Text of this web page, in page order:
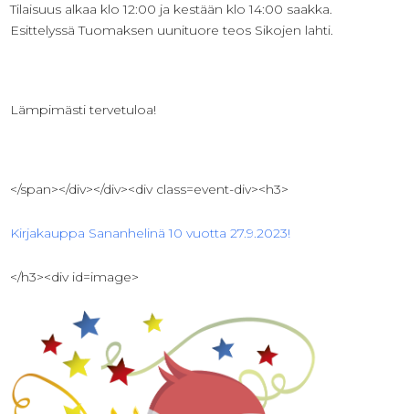
Tilaisuus alkaa klo 12:00 ja kestään klo 14:00 saakka.
Esittelyssä Tuomaksen uunituore teos Sikojen lahti.
Lämpimästi tervetuloa!
</span></div></div><div class=event-div><h3>
Kirjakauppa Sananhelinä 10 vuotta 27.9.2023!
</h3><div id=image>